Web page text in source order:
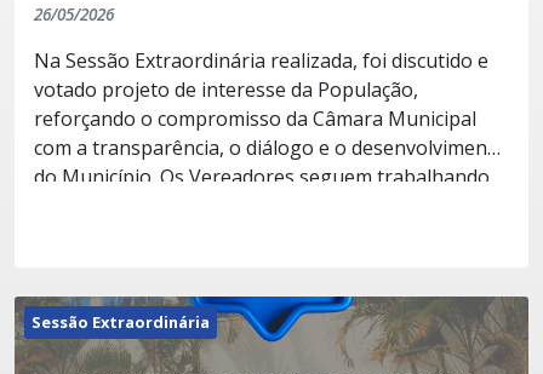
26/05/2026
Na Sessão Extraordinária realizada, foi discutido e
votado projeto de interesse da População,
reforçando o compromisso da Câmara Municipal
com a transparência, o diálogo e o desenvolvimento
do Município. Os Vereadores seguem trabalhando
Sessão Extraordinária